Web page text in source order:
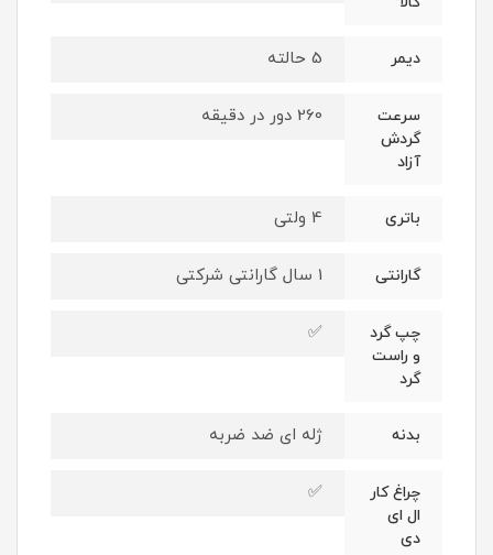
دیمر 5 حالته
سرعت
گردش
آزاد
260 دور در دقیقه
باتری 4 ولتی
گارانتی 1 سال گارانتی شرکتی
چپ گرد
و راست
گرد
✅
بدنه ژله ای ضد ضربه
چراغ کار
ال ای
دی
✅